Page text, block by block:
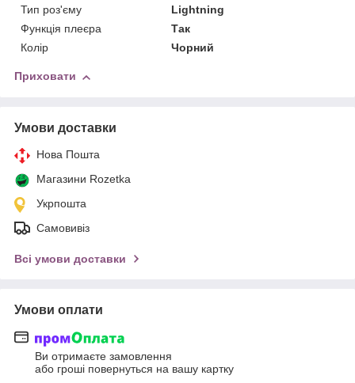
Тип роз'єму
Lightning
Функція плеєра
Так
Колір
Чорний
Приховати
Умови доставки
Нова Пошта
Магазини Rozetka
Укрпошта
Самовивіз
Всі умови доставки
Умови оплати
Ви отримаєте замовлення
або гроші повернуться на вашу картку